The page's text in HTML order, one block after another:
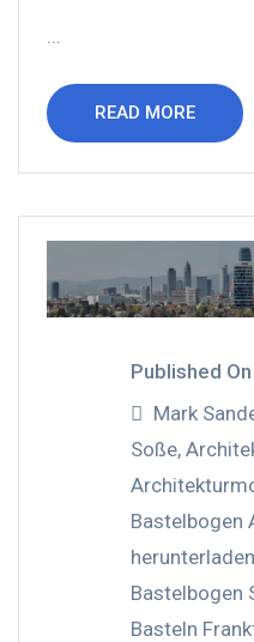
READ MORE
Published
Mark
Soße,
Bastelbogen
herunterladen
Bastelbogen
Basteln